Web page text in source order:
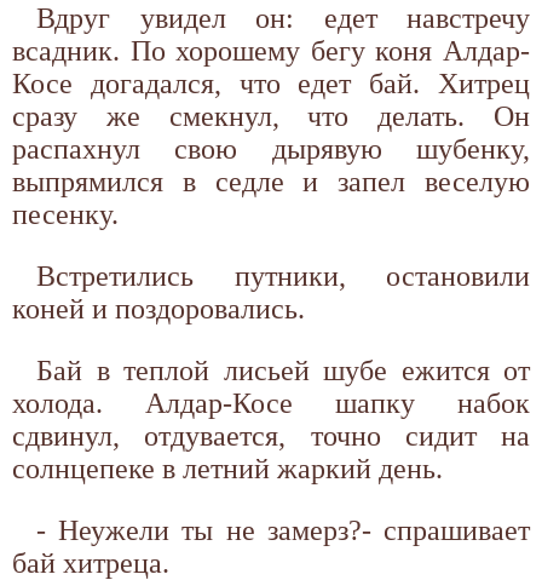
Вдруг увидел он: едет навстречу
всадник. По хорошему бегу коня Алдар-
Косе догадался, что едет бай. Хитрец
сразу же смекнул, что делать. Он
распахнул свою дырявую шубенку,
выпрямился в седле и запел веселую
песенку.
Встретились путники, остановили
коней и поздоровались.
Бай в теплой лисьей шубе ежится от
холода. Алдар-Косе шапку набок
сдвинул, отдувается, точно сидит на
солнцепеке в летний жаркий день.
- Неужели ты не замерз?- спрашивает
бай хитреца.